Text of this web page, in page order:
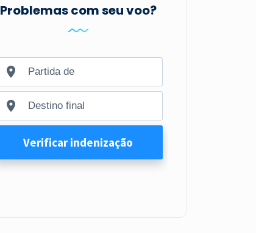
Problemas com seu voo?